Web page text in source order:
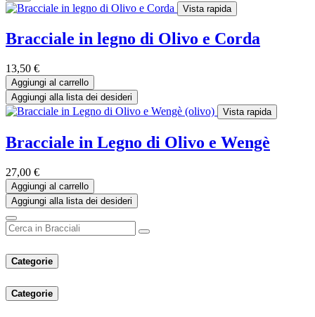
Vista rapida
Bracciale in legno di Olivo e Corda
13,50 €
Aggiungi al carrello
Aggiungi alla lista dei desideri
Vista rapida
Bracciale in Legno di Olivo e Wengè
27,00 €
Aggiungi al carrello
Aggiungi alla lista dei desideri
Categorie
Categorie